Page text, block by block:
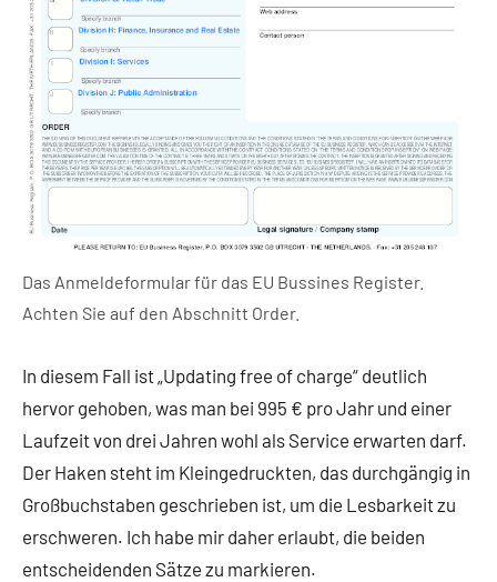
Das Anmeldeformular für das EU Bussines Register.
Achten Sie auf den Abschnitt Order.
In diesem Fall ist „Updating free of charge“ deutlich
hervor gehoben, was man bei 995 € pro Jahr und einer
Laufzeit von drei Jahren wohl als Service erwarten darf.
Der Haken steht im Kleingedruckten, das durchgängig in
Großbuchstaben geschrieben ist, um die Lesbarkeit zu
erschweren. Ich habe mir daher erlaubt, die beiden
entscheidenden Sätze zu markieren.